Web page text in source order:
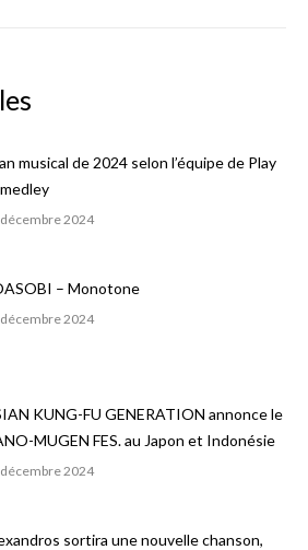
musical de 2024 selon l’équipe de Play
2024
– Monotone
2024
KUNG-FU GENERATION annonce le
MUGEN FES. au Japon et Indonésie
2024
sortira une nouvelle chanson,